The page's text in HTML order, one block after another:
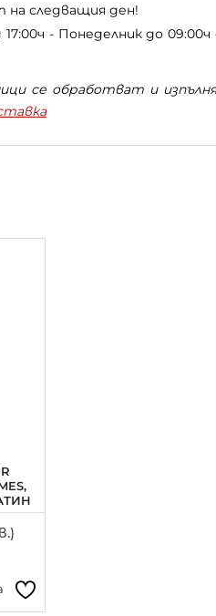
на следващия ден!
- Понеделник до
се обработват и